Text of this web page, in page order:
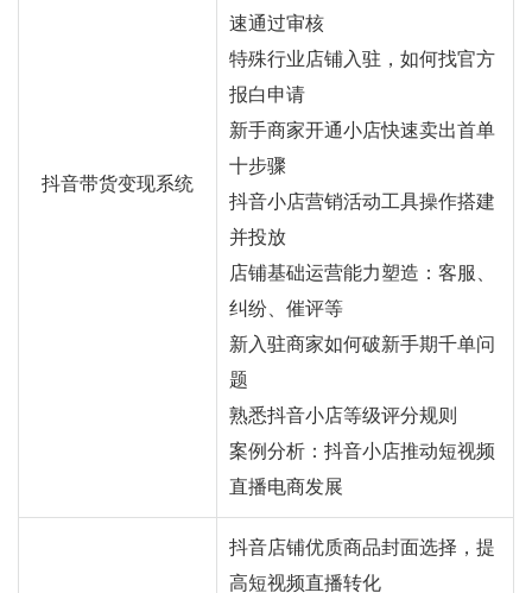
抖音带货变现系统
速通过审核
特殊行业店铺入驻，如何找官方
报白申请
新手商家开通小店快速卖出首单
十步骤
抖音小店营销活动工具操作搭建
并投放
店铺基础运营能力塑造：客服、
纠纷、催评等
新入驻商家如何破新手期千单问
题
熟悉抖音小店等级评分规则
案例分析：抖音小店推动短视频
直播电商发展
抖音店铺优质商品封面选择，提
高短视频直播转化